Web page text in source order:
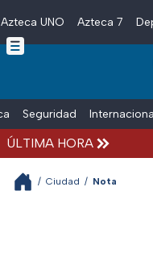
Skip to main content
Azteca UNO Azteca 7
Seguridad
ÚLTIMA HORA
/ Ciudad / Nota